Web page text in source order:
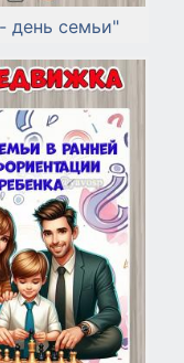
день семьи"